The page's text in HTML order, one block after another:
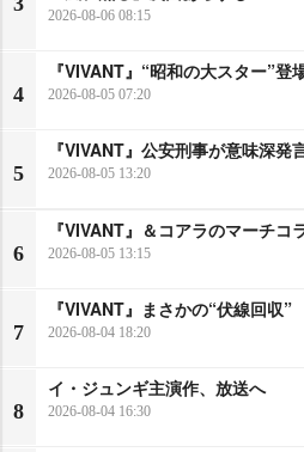
2026-08-06 08:15
4
『VIVANT』“昭和の大スター”登
2026-08-05 07:20
5
『VIVANT』公安刑事が意味深発
2026-08-05 13:20
6
『VIVANT』＆コアラのマーチコ
2026-08-05 13:15
7
『VIVANT』まさかの“伏線回収”
2026-08-04 18:20
8
イ・ジュンギ主演作、放送へ
2026-08-04 16:30